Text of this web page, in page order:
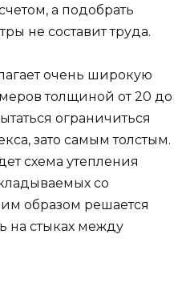
а подобрать
не составит труда.
очень широкую
толщиной от 20 до
ограничиться
зато самым толстым.
схема утепления
со
образом решается
на стыках между